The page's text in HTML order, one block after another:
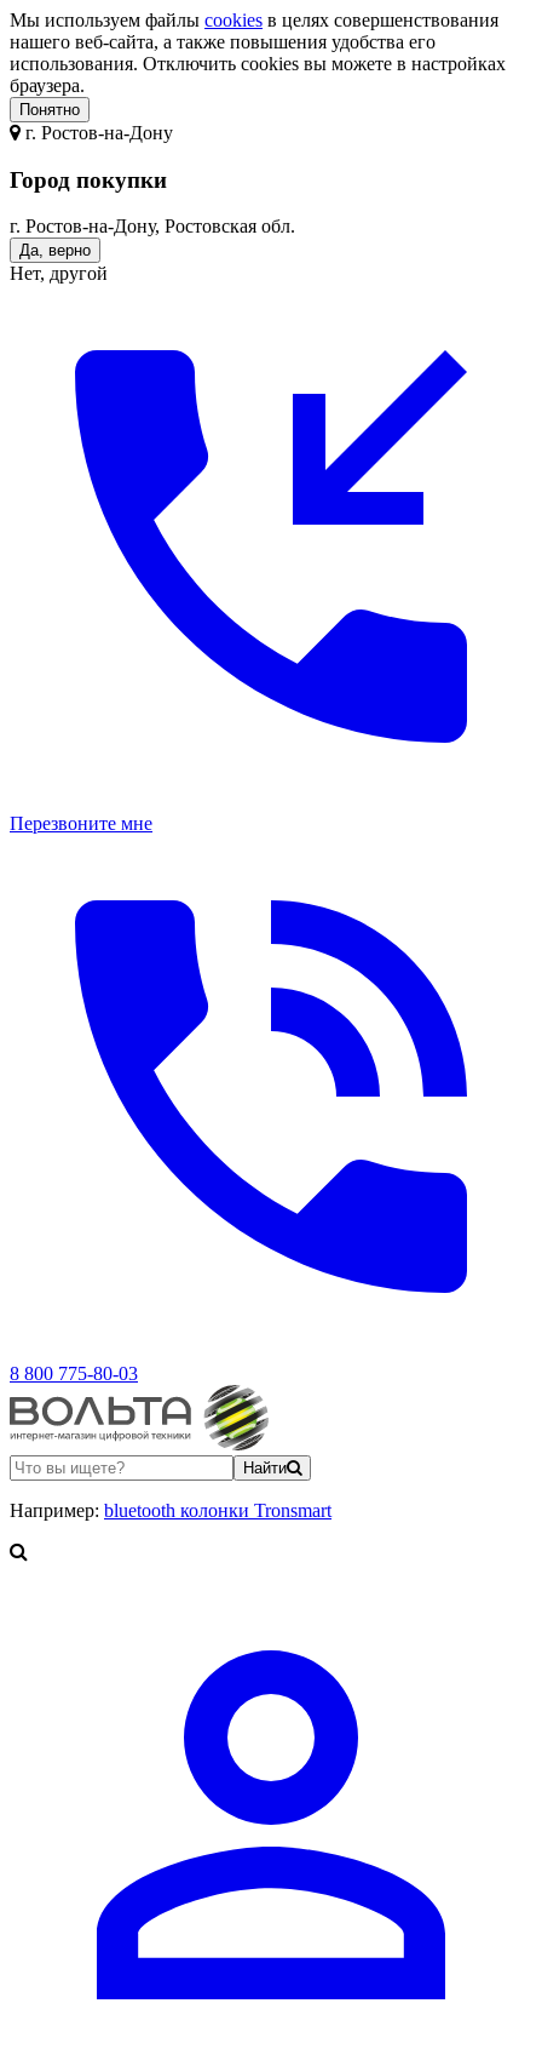
Мы используем файлы cookies в целях совершенствования
нашего веб-сайта, а также повышения удобства его
использования. Отключить cookies вы можете в настройках
браузера.
Понятно
г. Ростов-на-Дону
Город покупки
г. Ростов-на-Дону, Ростовская обл.
Да, верно
Нет, другой
Перезвоните мне
8 800 775-80-03
Найти
Например: bluetooth колонки Tronsmart